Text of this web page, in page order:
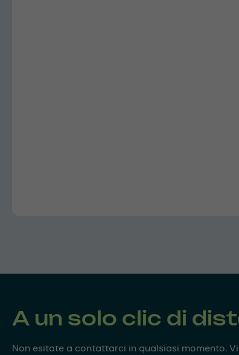
A un solo clic di
Non esitate a contattarci in qualsiasi momento.